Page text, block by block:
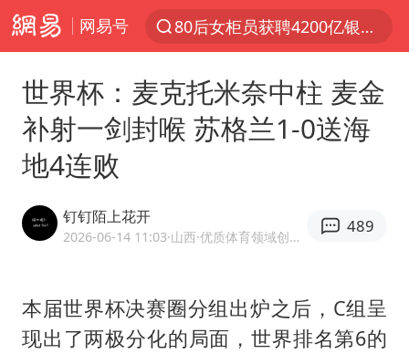
网易号
聚“绿”成势，结构转型活力足
台风“白海豚”影响中国已成定局
儿子举报父亲伪造证件为私生子落户
律师称“梅姨”若满75岁或不适用死刑
“梅姨”准确年龄仍未知
世界杯：麦克托米奈中柱 麦金
补射一剑封喉 苏格兰1-0送海
地4连败
钉钉陌上花开
2026-06-14 11:03·山西 ·优质体育领域创作者
489
本届世界杯决赛圈分组出炉之后，C组呈
现出了两极分化的局面，世界排名第6的